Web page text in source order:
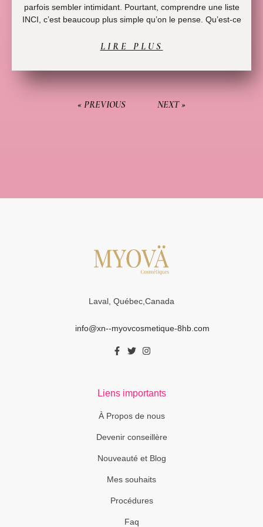
parfois sembler intimidant. Pourtant, comprendre une liste
INCI, c’est beaucoup plus simple qu’on le pense. Qu’est-ce
LIRE PLUS
« PREVIOUS NEXT »
Laval, Québec,Canada
info@xn--myovcosmetique-8hb.com
Liens importants
À Propos de nous
Devenir conseillère
Nouveauté et Blog
Mes souhaits
Procédures
Faq